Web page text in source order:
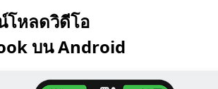
โหลดวิดีโอ
บน Android